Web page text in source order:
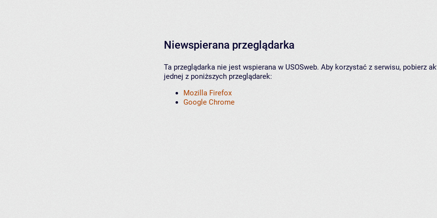
Niewspierana przeglądarka
Ta przeglądarka nie jest wspierana w USOSweb. Aby korzystać z serwisu, pobierz
jednej z poniższych przeglądarek:
Mozilla Firefox
Google Chrome